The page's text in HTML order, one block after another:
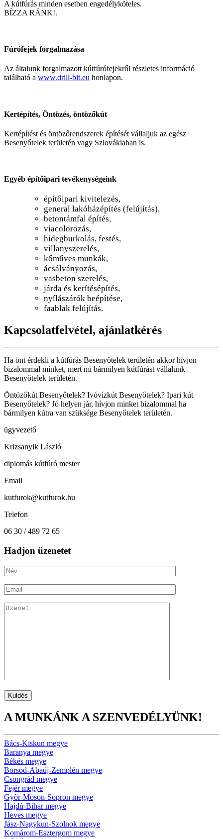
A kútfúrás minden esetben engedélyköteles.
BÍZZA RÁNK!.
Fúrófejek forgalmazása
Az általunk forgalmazott kútfúrófejekről részletes információ
található a www.drill-bit.eu honlapon.
Kertépítés, Öntözés, öntözőkút
Kertépítést és öntözőrendszerek építését vállaljuk az egész
Besenyőtelek területén vagy Szlovákiaban is.
Egyéb építőipari tevékenységeink
építőipari kivitelezés,
general lakóházépítés (felújítás),
betontámfal építés,
viacolorozás,
hidegburkolás, festés,
villanyszerelés,
kőműves munkák,
ácsálványozás,
vasbeton szerelés,
járda és kerítésépítés,
nyílászárók beépítése,
faablak felújítás.
Kapcsolatfelvétel, ajánlatkérés
Ha önt érdekli a kútfúrás Besenyőtelek területén akkor hívjon
bizalommal minket, mert mi bármilyen kútfúrást vállalunk
Besenyőtelek területén.
Öntözőkút Besenyőtelek? Ivóvízkút Besenyőtelek? Ipari kút
Besenyőtelek? Jó helyen jár, hívjon minket bizalommal ha
bármilyen kútra van szüksége Besenyőtelek területén.
ügyvezető
Krizsanyik László
diplomás kútfúró mester
Email
kutfurok@kutfurok.hu
Telefon
06 30 / 489 72 65
Hadjon üzenetet
A MUNKÁNK A SZENVEDÉLYÜNK!
Bács-Kiskun megye
Baranya megye
Békés megye
Borsod-Abaúj-Zemplén megye
Csongrád megye
Fejér megye
Gyõr-Moson-Sopron megye
Hajdú-Bihar megye
Heves megye
Jász-Nagykun-Szolnok megye
Komárom-Esztergom megye